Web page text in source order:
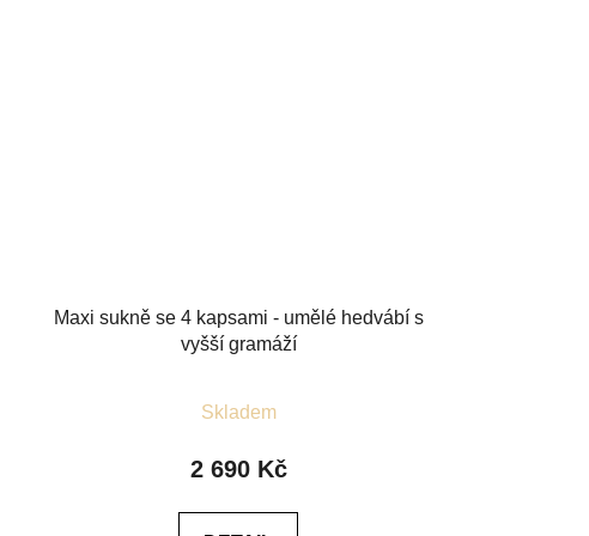
Maxi sukně se 4 kapsami - umělé hedvábí s
vyšší gramáží
hodnocení
produktu
Skladem
2 690 Kč